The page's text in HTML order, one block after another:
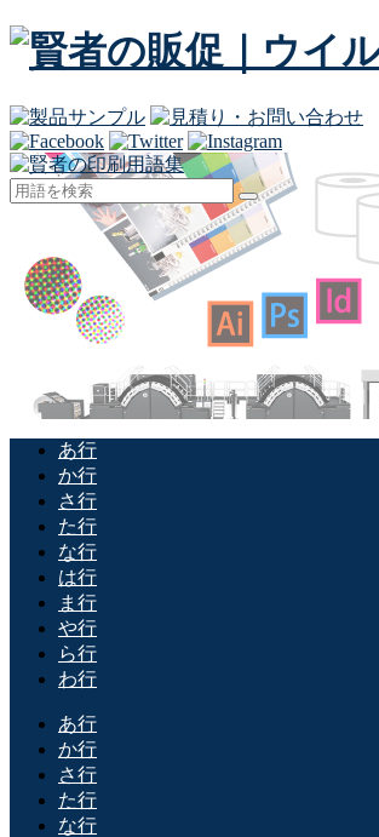
あ行
か行
さ行
た行
な行
は行
ま行
や行
ら行
わ行
あ行
か行
さ行
た行
な行